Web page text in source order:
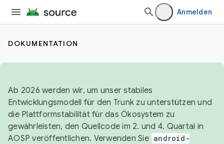
Anmelden
DOKUMENTATION
Ab 2026 werden wir, um unser stabiles
Entwicklungsmodell für den Trunk zu unterstützen und
die Plattformstabilität für das Ökosystem zu
gewährleisten, den Quellcode im 2. und 4. Quartal in
AOSP veröffentlichen. Verwenden Sie android-